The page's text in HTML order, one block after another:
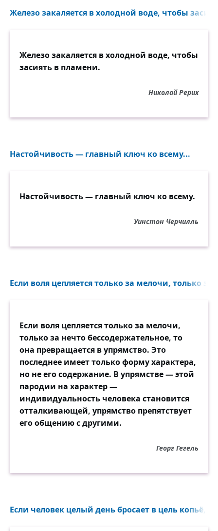
Железо закаляется в холодной воде, чтобы
Железо закаляется в холодной воде, чтобы
засиять в пламени.
Николай Рерих
Настойчивость — главный ключ ко всему...
Настойчивость — главный ключ ко всему.
Уинстон Черчилль
Если воля цепляется только за мелочи, только
Если воля цепляется только за мелочи,
только за нечто бессодержательное, то
она превращается в упрямство. Это
последнее имеет только форму характера,
но не его содержание. В упрямстве — этой
пародии на характер —
индивидуальность человека становится
отталкивающей, упрямство препятствует
его общению с другими.
Георг Гегель
Если человек целый день бросает в цель копьё,